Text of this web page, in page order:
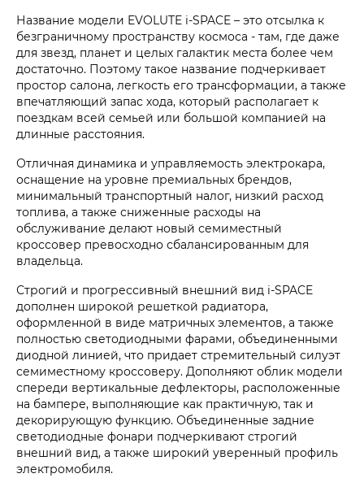
Название модели EVOLUTE i‑SPACE – это отсылка к
безграничному пространству космоса - там, где даже
для звезд, планет и целых галактик места более чем
достаточно. Поэтому такое название подчеркивает
простор салона, легкость его трансформации, а также
впечатляющий запас хода, который располагает к
поездкам всей семьей или большой компанией на
длинные расстояния.
Отличная динамика и управляемость электрокара,
оснащение на уровне премиальных брендов,
минимальный транспортный налог, низкий расход
топлива, а также сниженные расходы на
обслуживание делают новый семиместный
кроссовер превосходно сбалансированным для
владельца.
Строгий и прогрессивный внешний вид i‑SPACE
дополнен широкой решеткой радиатора,
оформленной в виде матричных элементов, а также
полностью светодиодными фарами, объединенными
диодной линией, что придает стремительный силуэт
семиместному кроссоверу. Дополняют облик модели
спереди вертикальные дефлекторы, расположенные
на бампере, выполняющие как практичную, так и
декорирующую функцию. Объединенные задние
светодиодные фонари подчеркивают строгий
внешний вид, а также широкий уверенный профиль
электромобиля.